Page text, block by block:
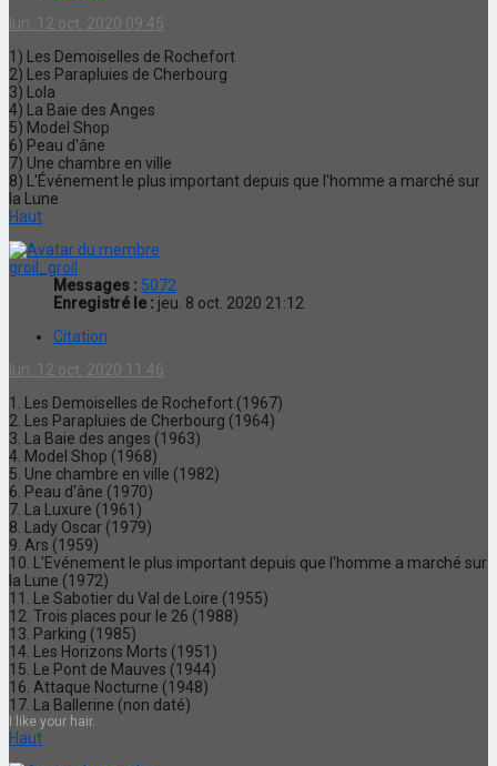
lun. 12 oct. 2020 09:45
1) Les Demoiselles de Rochefort
2) Les Parapluies de Cherbourg
3) Lola
4) La Baie des Anges
5) Model Shop
6) Peau d'âne
7) Une chambre en ville
8) L'Événement le plus important depuis que l'homme a marché sur
la Lune
Haut
groil_groil
Messages : 5072
Enregistré le : jeu. 8 oct. 2020 21:12
Citation
lun. 12 oct. 2020 11:46
1. Les Demoiselles de Rochefort (1967)
2. Les Parapluies de Cherbourg (1964)
3. La Baie des anges (1963)
4. Model Shop (1968)
5. Une chambre en ville (1982)
6. Peau d'âne (1970)
7. La Luxure (1961)
8. Lady Oscar (1979)
9. Ars (1959)
10. L'Evénement le plus important depuis que l'homme a marché sur
la Lune (1972)
11. Le Sabotier du Val de Loire (1955)
12. Trois places pour le 26 (1988)
13. Parking (1985)
14. Les Horizons Morts (1951)
15. Le Pont de Mauves (1944)
16. Attaque Nocturne (1948)
17. La Ballerine (non daté)
I like your hair.
Haut